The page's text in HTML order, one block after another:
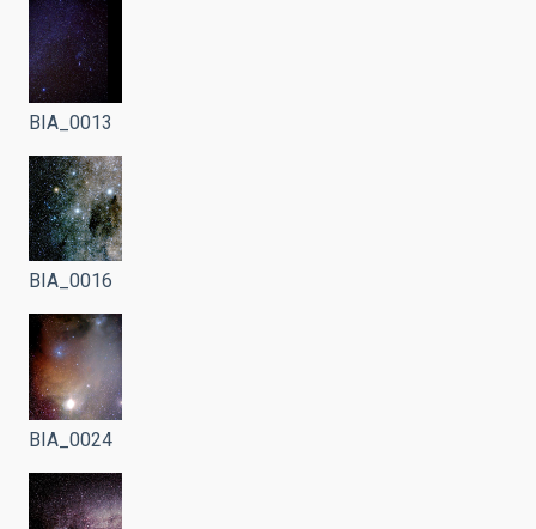
BIA_0013
BIA_0016
BIA_0024